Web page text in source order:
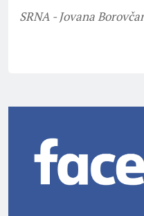
SRNA - Jovana